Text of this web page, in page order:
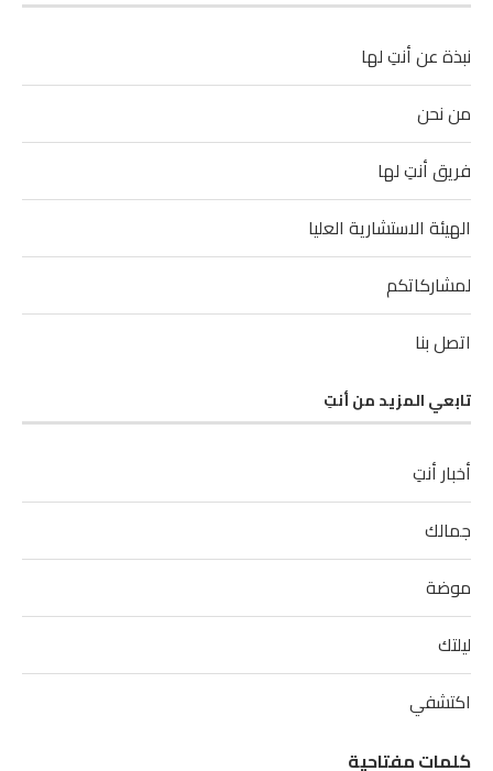
نبذة عن أنتِ لها
من نحن
فريق أنتِ لها
الهيئة الاستشارية العليا
لمشاركاتكم
اتصل بنا
تابعي المزيد من أنتِ
أخبار أنتِ
جمالك
موضة
ليلتك
اكتشفي
كلمات مفتاحية